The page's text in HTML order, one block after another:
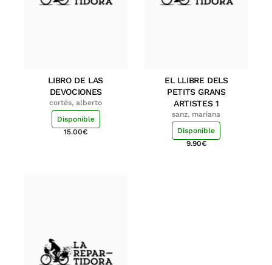
LIBRO DE LAS
DEVOCIONES
cortés, alberto
Disponible
15.00€
EL LLIBRE DELS
PETITS GRANS
ARTISTES 1
sanz, mariana
Disponible
9.90€